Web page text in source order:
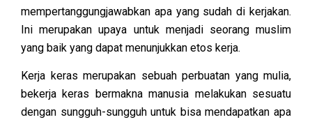
mempertanggungjawabkan apa yang sudah di kerjakan.
Ini merupakan upaya untuk menjadi seorang muslim
yang baik yang dapat menunjukkan etos kerja.
Kerja keras merupakan sebuah perbuatan yang mulia,
bekerja keras bermakna manusia melakukan sesuatu
dengan sungguh-sungguh untuk bisa mendapatkan apa